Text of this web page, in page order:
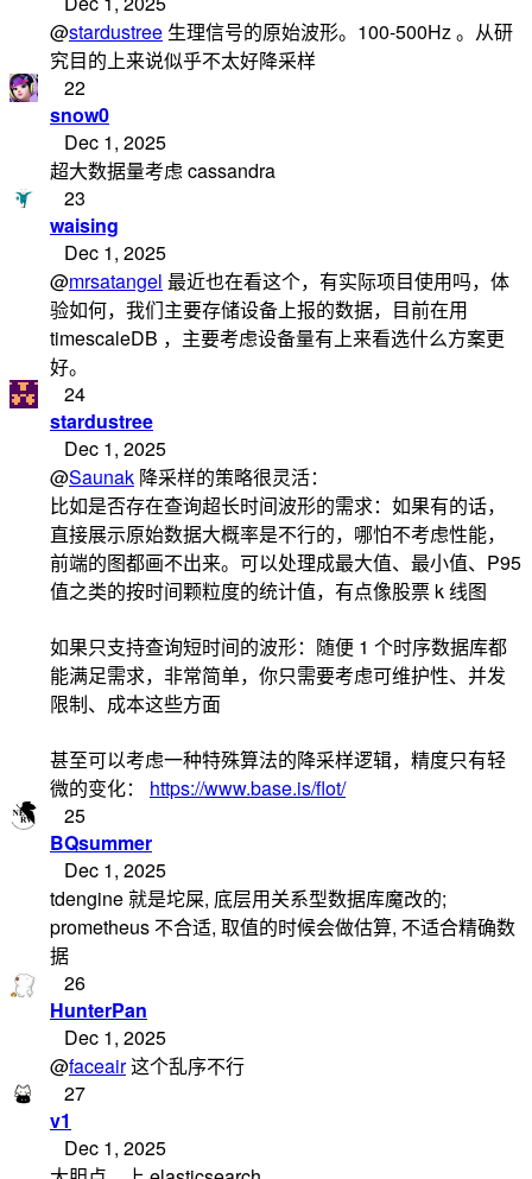
@stardustree 生理信号的原始波形。100-500Hz 。从研
究目的上来说似乎不太好降采样
22
snow0
Dec 1, 2025
超大数据量考虑 cassandra
23
waising
Dec 1, 2025
@mrsatangel 最近也在看这个，有实际项目使用吗，体
验如何，我们主要存储设备上报的数据，目前在用
timescaleDB ，主要考虑设备量有上来看选什么方案更
好。
24
stardustree
Dec 1, 2025
@Saunak 降采样的策略很灵活：
比如是否存在查询超长时间波形的需求：如果有的话，
直接展示原始数据大概率是不行的，哪怕不考虑性能，
前端的图都画不出来。可以处理成最大值、最小值、P95
值之类的按时间颗粒度的统计值，有点像股票 k 线图
如果只支持查询短时间的波形：随便 1 个时序数据库都
能满足需求，非常简单，你只需要考虑可维护性、并发
限制、成本这些方面
甚至可以考虑一种特殊算法的降采样逻辑，精度只有轻
微的变化： https://www.base.is/flot/
25
BQsummer
Dec 1, 2025
tdengine 就是坨屎, 底层用关系型数据库魔改的;
prometheus 不合适, 取值的时候会做估算, 不适合精确数
据
26
HunterPan
Dec 1, 2025
@faceair这个乱序不行
27
v1
Dec 1, 2025